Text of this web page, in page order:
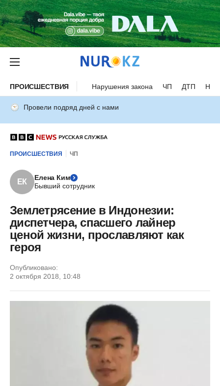
ПРОИСШЕСТВИЯ Нарушения закона ЧП ДТП
Провели подряд дней с нами
ПРОИСШЕСТВИЯ ЧП
ЕК
Елена Ким
Бывший сотрудник
Землетрясение в Индонезии:
диспетчера, спасшего лайнер
ценой жизни, прославляют как
героя
Опубликовано:
2 октября 2018, 10:48